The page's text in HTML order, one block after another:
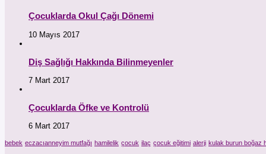
Çocuklarda Okul Çağı Dönemi
10 Mayıs 2017
Diş Sağlığı Hakkında Bilinmeyenler
7 Mart 2017
Çocuklarda Öfke ve Kontrolü
6 Mart 2017
bebek eczacıanneyim mutfağı hamilelik çocuk ilaç çocuk eğitimi alerji kulak burun boğaz